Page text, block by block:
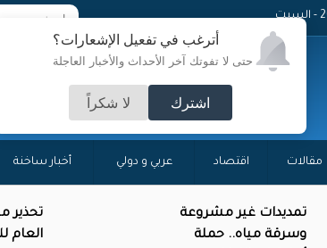
أترغب في تفعيل الإشعارات؟
حتى لا تفوتك آخر الأحداث والأخبار العاجلة
اشترك لا شكراً
مقالات اقتصاد عربي و دولي أخبار ساخنة
تمديدات غير مشروعة
وسرقة مياه.. حملة
تحذير
العام